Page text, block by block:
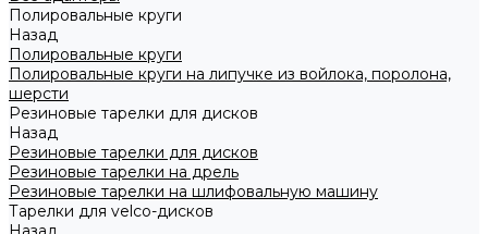
Полировальные круги
Назад
Полировальные круги
Полировальные круги на липучке из войлока, поролона,
шерсти
Резиновые тарелки для дисков
Назад
Резиновые тарелки для дисков
Резиновые тарелки на дрель
Резиновые тарелки на шлифовальную машину
Тарелки для velco-дисков